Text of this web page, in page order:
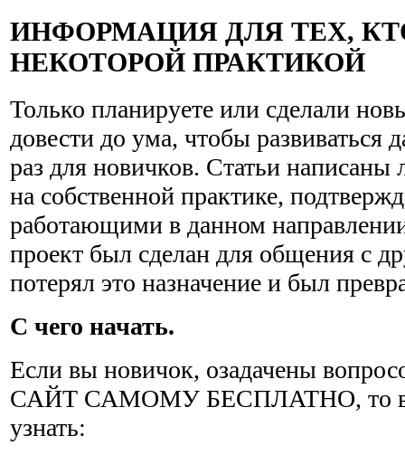
ИНФОРМАЦИЯ ДЛЯ ТЕХ,
НЕКОТОРОЙ ПРАКТИКОЙ
Только планируете или сделали
довести до ума, чтобы развиваться
раз для новичков. Статьи
на собственной практике,
работающими в данном
проект был сделан для общения с
потерял это назначение и был
С чего начать.
Если вы новичок, озадачены
САЙТ САМОМУ БЕСПЛАТНО, то
узнать: